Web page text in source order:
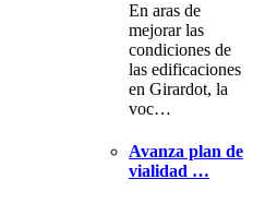
En aras de
mejorar las
condiciones de
las edificaciones
en Girardot, la
voc…
Avanza plan de
vialidad …